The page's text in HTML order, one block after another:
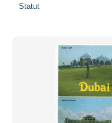
Statut